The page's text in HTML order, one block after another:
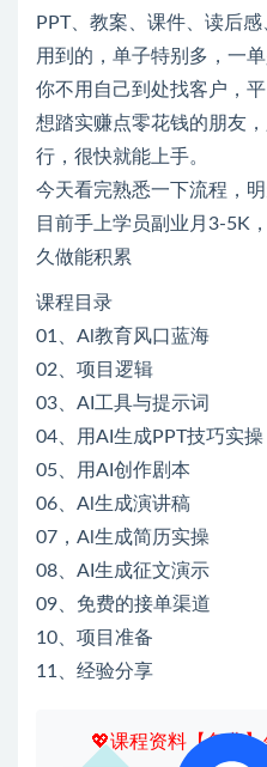
PPT、教案、课件、读后
用到的，单子特别多，一
你不用自己到处找客户，
想踏实赚点零花钱的朋友
行，很快就能上手。
今天看完熟悉一下流程，明
目前手上学员副业月3-5K
久做能积累
课程目录
01、Al教育风口蓝海
02、项目逻辑
03、AI工具与提示词
04、用AI生成PPT技巧实操
05、用AI创作剧本
06、Al生成演讲稿
07，Al生成简历实操
08、AI生成征文演示
09、免费的接单渠道
10、项目准备
11、经验分享
💖课程资料【免费